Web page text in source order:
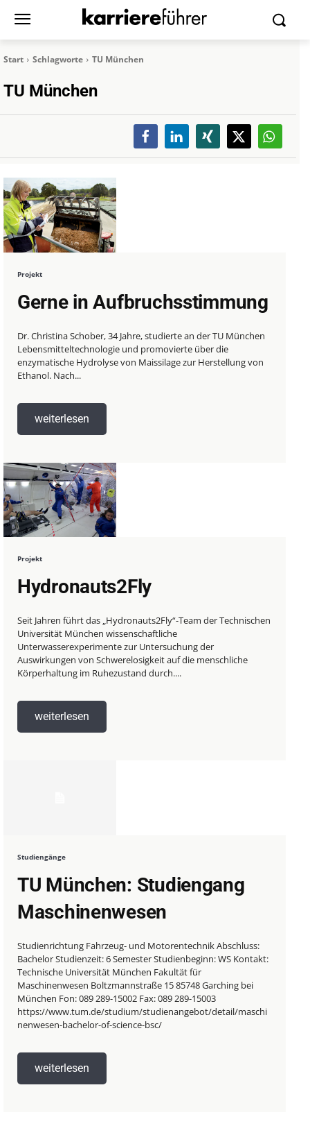
Start Schlagworte TU München
TU München
Projekt
Gerne in Aufbruchsstimmung
Dr. Christina Schober, 34 Jahre, studierte an der TU München
Lebensmitteltechnologie und promovierte über die
enzymatische Hydrolyse von Maissilage zur Herstellung von
Ethanol. Nach...
weiterlesen
Projekt
Hydronauts2Fly
Seit Jahren führt das „Hydronauts2Fly“-Team der Technischen
Universität München wissenschaftliche
Unterwasserexperimente zur Untersuchung der
Auswirkungen von Schwerelosigkeit auf die menschliche
Körperhaltung im Ruhezustand durch....
weiterlesen
Studiengänge
TU München: Studiengang
Maschinenwesen
Studienrichtung Fahrzeug- und Motorentechnik Abschluss:
Bachelor Studienzeit: 6 Semester Studienbeginn: WS Kontakt:
Technische Universität München Fakultät für
Maschinenwesen Boltzmannstraße 15 85748 Garching bei
München Fon: 089 289-15002 Fax: 089 289-15003
https://www.tum.de/studium/studienangebot/detail/maschi
nenwesen-bachelor-of-science-bsc/
weiterlesen